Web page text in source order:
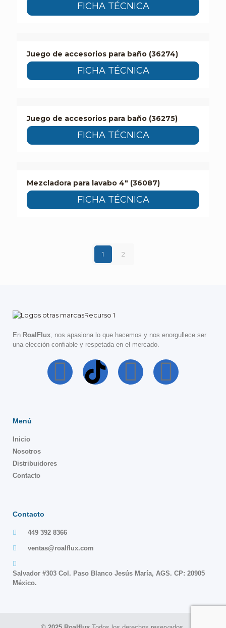
FICHA TÉCNICA
Juego de accesorios para baño (36274)
FICHA TÉCNICA
Juego de accesorios para baño (36275)
FICHA TÉCNICA
Mezcladora para lavabo 4″ (36087)
FICHA TÉCNICA
1 2
En RoalFlux, nos apasiona lo que hacemos y nos enorgullece ser
una elección confiable y respetada en el mercado.
Menú
Inicio
Nosotros
Distribuidores
Contacto
Contacto
449 392 8366
ventas@roalflux.com
Salvador #303 Col. Paso Blanco Jesús María, AGS. CP: 20905
México.